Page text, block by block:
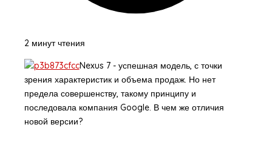
2 минут чтения
Nexus 7 - успешная модель, с точки
зрения характеристик и объема продаж. Но нет
предела совершенству, такому принципу и
последовала компания Google. В чем же отличия
новой версии?